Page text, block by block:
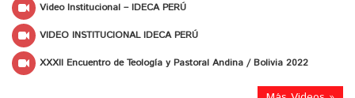
Video Institucional – IDECA PERÚ
VIDEO INSTITUCIONAL IDECA PERÚ
XXXII Encuentro de Teología y Pastoral Andina / Bolivia 2022